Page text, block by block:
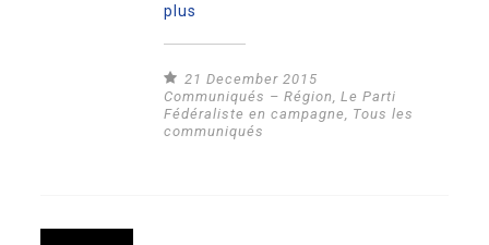
plus
21 December 2015
Communiqués – Région ,Le Parti
Fédéraliste en campagne
Tous les
communiqués